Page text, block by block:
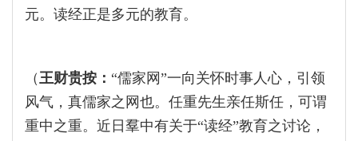
元。读经正是多元的教育。
（王财贵按： “儒家网”一向关怀时事人心，引领
风气，真儒家之网也。任重先生亲任斯任，可谓
重中之重。近日羣中有关于“读经”教育之讨论，